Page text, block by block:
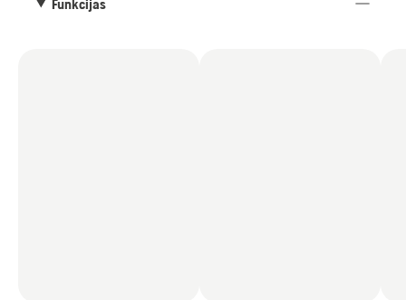
Funkcijas